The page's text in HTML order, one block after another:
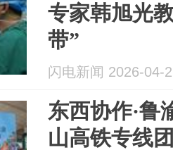
专家韩旭光
带”
闪电新闻 2026-04-
东西协作·
山高铁专线